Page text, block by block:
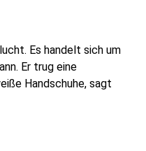
Es handelt sich um
Er trug eine
Handschuhe, sagt